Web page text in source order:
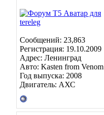
Сообщений: 23,863
Регистрация: 19.10.2009
Адрес: Ленинград
Авто: Kasten from Venom
Год выпуска: 2008
Двигатель: АХС